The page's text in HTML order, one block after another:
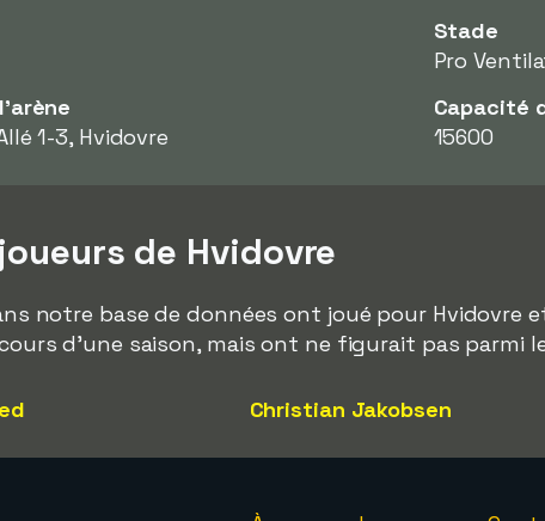
Stade
Pro
1-3, Hvidovre
Capacité
15600
de Hvidovre
notre base de données ont joué pour
d'une saison, mais ont ne figurait pas parmi
Christian Jakobsen